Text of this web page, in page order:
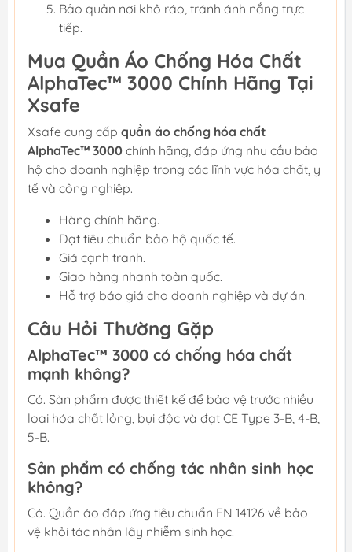
Bảo quản nơi khô ráo, tránh ánh nắng trực
tiếp.
Mua Quần Áo Chống Hóa Chất
AlphaTec™ 3000 Chính Hãng Tại
Xsafe
Xsafe cung cấp quần áo chống hóa chất
AlphaTec™ 3000 chính hãng, đáp ứng nhu cầu bảo
hộ cho doanh nghiệp trong các lĩnh vực hóa chất, y
tế và công nghiệp.
Hàng chính hãng.
Đạt tiêu chuẩn bảo hộ quốc tế.
Giá cạnh tranh.
Giao hàng nhanh toàn quốc.
Hỗ trợ báo giá cho doanh nghiệp và dự án.
Câu Hỏi Thường Gặp
AlphaTec™ 3000 có chống hóa chất
mạnh không?
Có. Sản phẩm được thiết kế để bảo vệ trước nhiều
loại hóa chất lỏng, bụi độc và đạt CE Type 3-B, 4-B,
5-B.
Sản phẩm có chống tác nhân sinh học
không?
Có. Quần áo đáp ứng tiêu chuẩn EN 14126 về bảo
vệ khỏi tác nhân lây nhiễm sinh học.